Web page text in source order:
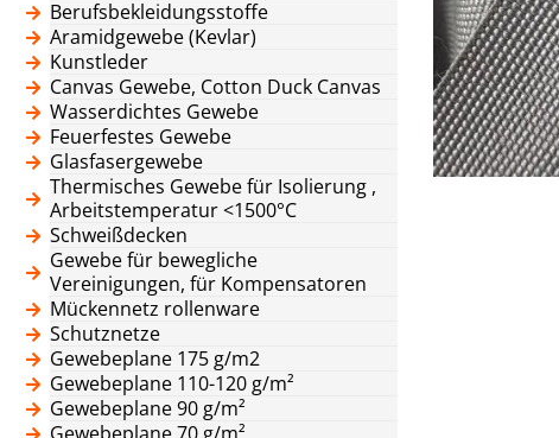
Berufsbekleidungsstoffe
Aramidgewebe (Kevlar)
Kunstleder
Canvas Gewebe, Cotton Duck Canvas
Wasserdichtes Gewebe
Feuerfestes Gewebe
Glasfasergewebe
Thermisches Gewebe für Isolierung ,
Arbeitstemperatur <1500°C
Schweißdecken
Gewebe für bewegliche
Vereinigungen, für Kompensatoren
Mückennetz rollenware
Schutznetze
Gewebeplane 175 g/m2
Gewebeplane 110-120 g/m²
Gewebeplane 90 g/m²